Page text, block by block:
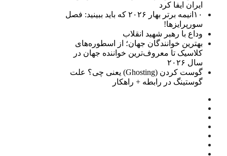
ایران ایفا کرد
۱۰انیمه برتر بهار ۲۰۲۶ که باید ببینید: فصل
سورپرایزها!
وداع با رهبر شهید انقلاب
بهترین خوانندگان جهان؛ از اسطوره‌های
کلاسیک تا معروف‌ترین خواننده جهان در
سال ۲۰۲۶
گوست کردن (Ghosting) یعنی چی؟ علت
گوستینگ در رابطه + راهکار